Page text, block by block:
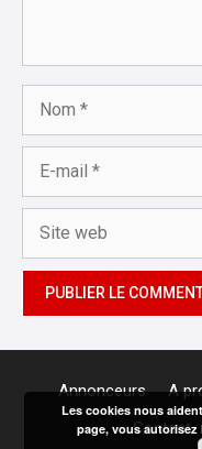
Nom
Site
Annonceurs
A
Contact
Les cookies nous
page, vous